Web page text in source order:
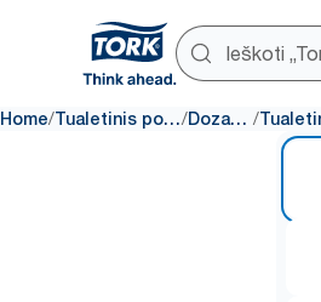
Home/ Tualetinis popierius/ Dozatoriai /